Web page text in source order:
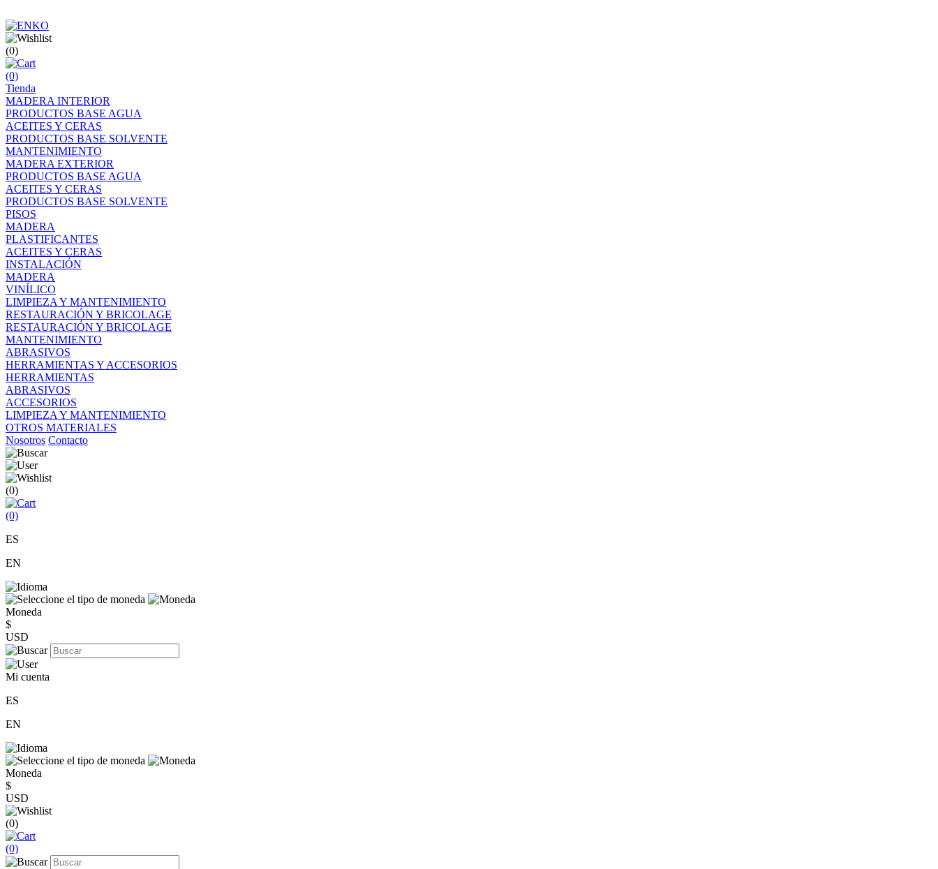
(0)
(0)
Tienda
MADERA INTERIOR
PRODUCTOS BASE AGUA
ACEITES Y CERAS
PRODUCTOS BASE SOLVENTE
MANTENIMIENTO
MADERA EXTERIOR
PRODUCTOS BASE AGUA
ACEITES Y CERAS
PRODUCTOS BASE SOLVENTE
PISOS
MADERA
PLASTIFICANTES
ACEITES Y CERAS
INSTALACIÓN
MADERA
VINÍLICO
LIMPIEZA Y MANTENIMIENTO
RESTAURACIÓN Y BRICOLAGE
RESTAURACIÓN Y BRICOLAGE
MANTENIMIENTO
ABRASIVOS
HERRAMIENTAS Y ACCESORIOS
HERRAMIENTAS
ABRASIVOS
ACCESORIOS
LIMPIEZA Y MANTENIMIENTO
OTROS MATERIALES
Nosotros Contacto
(0)
(0)
ES
EN
Moneda
$
USD
Mi cuenta
ES
EN
Moneda
$
USD
(0)
(0)